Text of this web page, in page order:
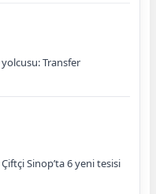
Transfer
Sinop’ta 6 yeni tesisi